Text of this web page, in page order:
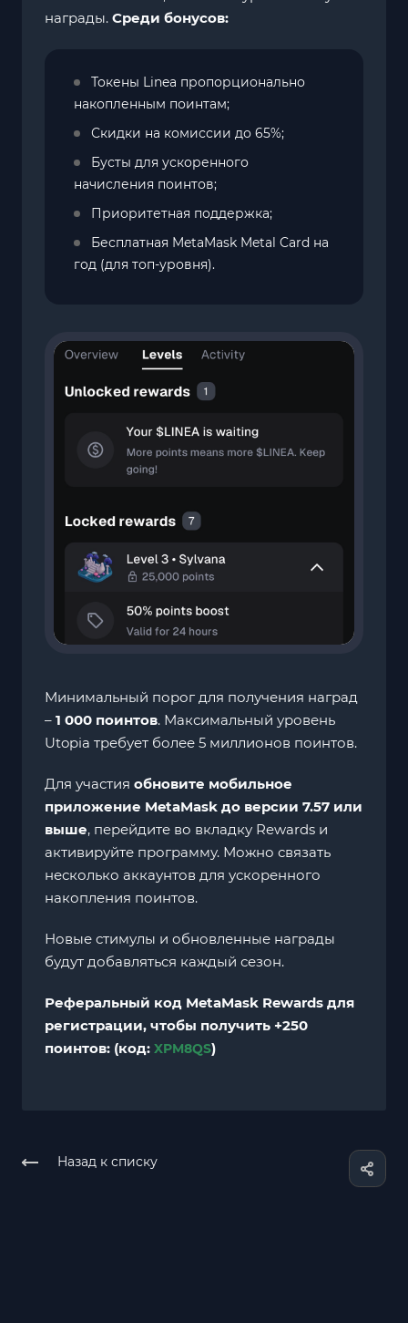
награды. Среди бонусов:
Токены Linea пропорционально
накопленным поинтам;
Скидки на комиссии до 65%;
Бусты для ускоренного
начисления поинтов;
Приоритетная поддержка;
Бесплатная MetaMask Metal Card на
год (для топ-уровня).
Минимальный порог для получения наград
– 1 000 поинтов. Максимальный уровень
Utopia требует более 5 миллионов поинтов.
Для участия обновите мобильное
приложение MetaMask до версии 7.57 или
выше, перейдите во вкладку Rewards и
активируйте программу. Можно связать
несколько аккаунтов для ускоренного
накопления поинтов.
Новые стимулы и обновленные награды
будут добавляться каждый сезон.
Реферальный код MetaMask Rewards для
регистрации, чтобы получить +250
поинтов: (код: XPM8QS)
Назад к списку